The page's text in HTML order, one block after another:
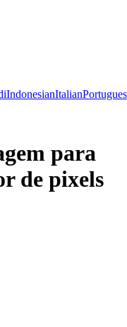
IndonesianItalian
para
de pixels